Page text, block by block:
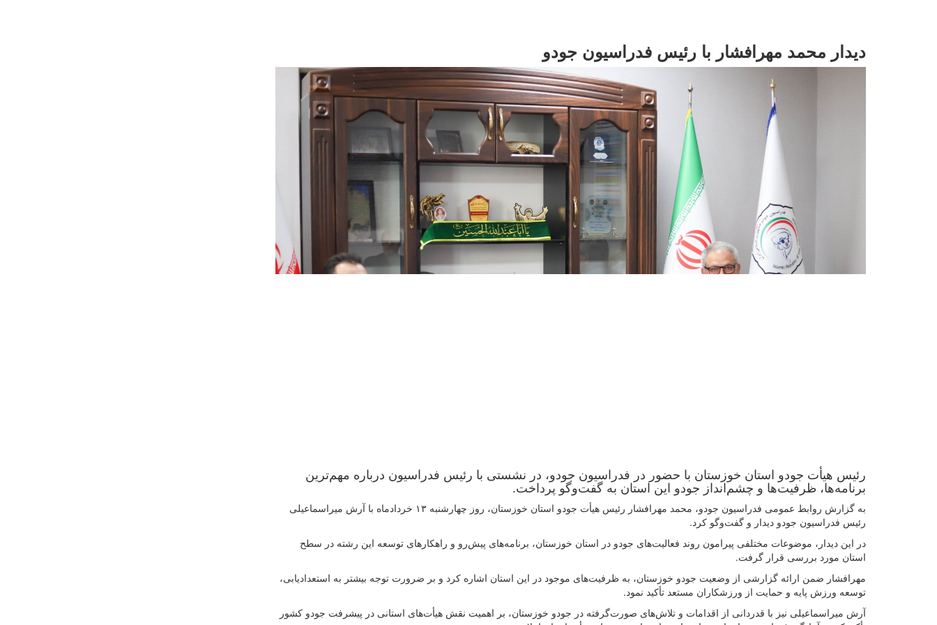
دیدار محمد مهرافشار با رئیس فدراسیون جودو
رئیس هیأت جودو استان خوزستان با حضور در فدراسیون جودو، در نشستی با رئیس فدراسیون درباره مهم‌ترین
برنامه‌ها، ظرفیت‌ها و چشم‌انداز جودو این استان به گفت‌وگو پرداخت.
به گزارش روابط عمومی فدراسیون جودو، محمد مهرافشار رئیس هیأت جودو استان خوزستان، روز چهارشنبه ۱۳ خردادماه با آرش میراسماعیلی
رئیس فدراسیون جودو دیدار و گفت‌وگو کرد.
در این دیدار، موضوعات مختلفی پیرامون روند فعالیت‌های جودو در استان خوزستان، برنامه‌های پیش‌رو و راهکارهای توسعه این رشته در سطح
استان مورد بررسی قرار گرفت.
مهرافشار ضمن ارائه گزارشی از وضعیت جودو خوزستان، به ظرفیت‌های موجود در این استان اشاره کرد و بر ضرورت توجه بیشتر به استعدادیابی،
توسعه ورزش پایه و حمایت از ورزشکاران مستعد تأکید نمود.
آرش میراسماعیلی نیز با قدردانی از اقدامات و تلاش‌های صورت‌گرفته در جودو خوزستان، بر اهمیت نقش هیأت‌های استانی در پیشرفت جودو کشور